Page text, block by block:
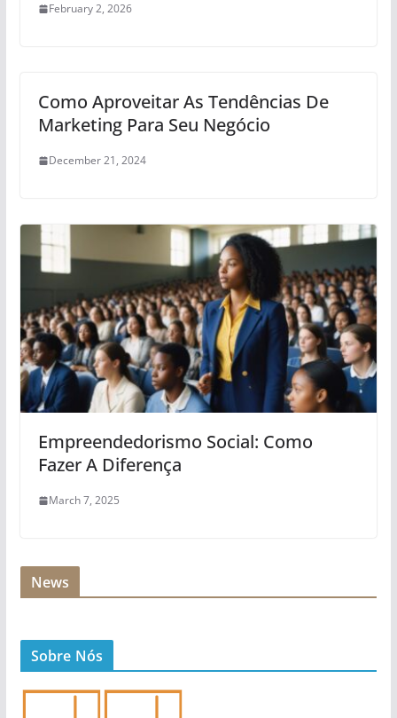
February 2, 2026
Como Aproveitar As Tendências De
Marketing Para Seu Negócio
December 21, 2024
Empreendedorismo Social: Como
Fazer A Diferença
March 7, 2025
News
Sobre Nós